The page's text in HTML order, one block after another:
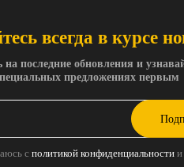
всегда в курсе
последние обновления и
предложениях первым
с политикой конфиденциальности и